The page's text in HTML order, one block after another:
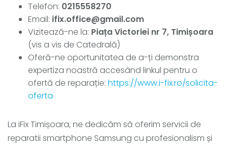
Telefon: 0215558270
Email: ifix.office@gmail.com
Vizitează-ne la: Piața Victoriei nr 7, Timișoara
(vis a vis de Catedrală)
Oferă-ne oportunitatea de a-ți demonstra
expertiza noastră accesând linkul pentru o
ofertă de reparație: https://www.i-fix.ro/solicita-
oferta
La iFix Timișoara, ne dedicăm să oferim servicii de
reparatii smartphone Samsung cu profesionalism și